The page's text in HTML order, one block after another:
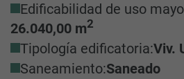
Edificabilidad de uso
26.040,00 m2
Tipología edificatoria:Viv.
Saneamiento:Saneado